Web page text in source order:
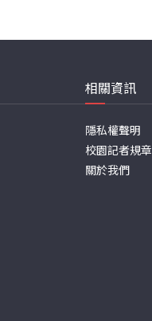
相關資訊
隱私權聲明
校園記者規章
關於我們